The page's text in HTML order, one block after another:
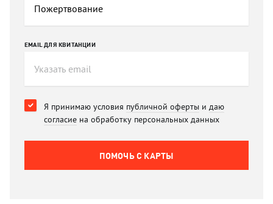
EMAIL ДЛЯ КВИТАНЦИИ
Я принимаю условия публичной оферты и даю
согласие на обработку персональных данных
ПОМОЧЬ C КАРТЫ